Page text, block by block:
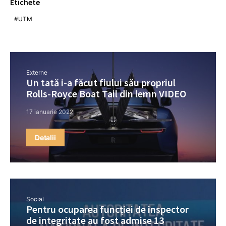
Etichete
UTM
Externe
Un tată i-a făcut fiului său propriul
Rolls-Royce Boat Tail din lemn VIDEO
17 ianuarie 2022
Detalii
Social
Pentru ocuparea funcției de inspector
de integritate au fost admise 13